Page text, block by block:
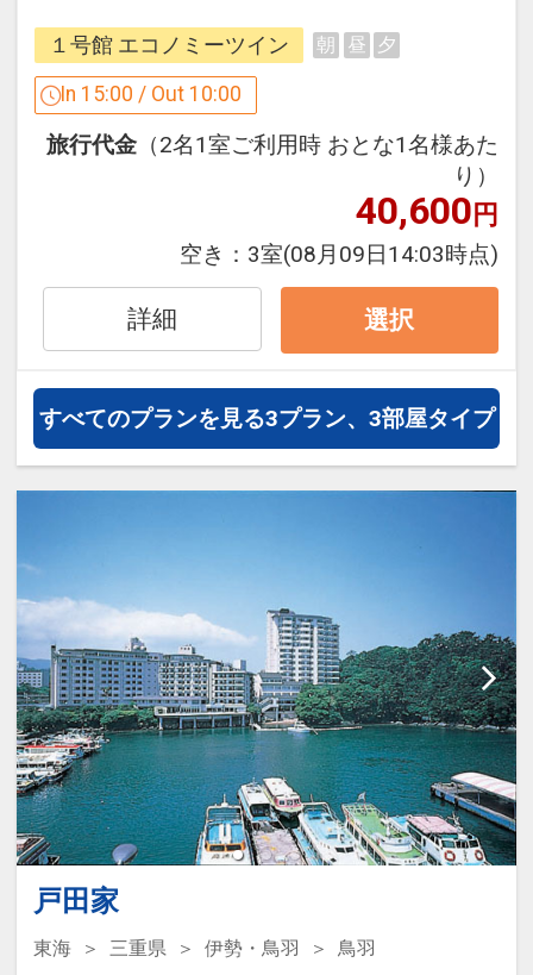
報】の項目でご確認のうえ、 予約にお
進みください。
送迎バスがございます
ホテルから空港への送迎バスが1号館か
詳細はホテルまでお問合せください。
※天候、交通事情により運行時間に遅れ
が生じる場合がございますのでご了承く
ださい。
【ご案内】愛知県常滑市「宿泊税」につ
いてのお知らせ
愛知県常滑市は2025年1月6日より宿泊
税が導入されております。
を現地にて別途お支払いください。
設定期間：2026年4月1日～2027年3月
31日
インターネットコース番号：DP-1-
17393889
うれしいポイント
●宿泊者の方に無料の朝食（ビュッフェ
形式）を提供しています
※本プランは（食事なし）プランです
が、ご宿泊者に朝食をご用意。
●1号館1階に、宿泊者の方は無料でご利
用いただける、大型セルフロッカー632
台完備！
ご宿泊前後でご利用可能です。
ロビーにＰＣとプリンタを常設
ます。
●「禁煙ルーム」と「喫煙ルーム」を掲
載しています。
※ご覧のページがどちらかを【客室情
報】の項目でご確認のうえ、 予約にお
進みください。
送迎バスがございます
●ホテルから空港への送迎バスが1号館か
ら発着いたします。
※天候、交通事情により運行時間に遅れ
１号館 エコノミーツイン 朝 昼 夕
In 15:00 / Out 10:00
旅行代金 （2名1室ご利用時 おとな1名様あた
り）
40,600円
空き： 3室(08月09日14:03時点)
詳細 選択
すべてのプランを見る3プラン、3部屋タイプ
戸田家
東海 三重県 伊勢・鳥羽
鳥羽